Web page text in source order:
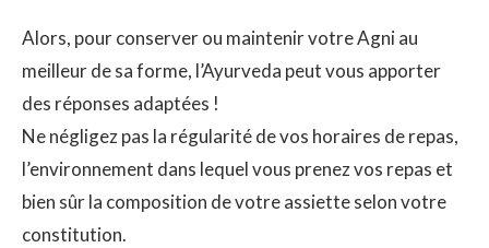
Alors, pour conserver ou maintenir votre Agni au
meilleur de sa forme, l’Ayurveda peut vous apporter
des réponses adaptées !
Ne négligez pas la régularité de vos horaires de repas,
l’environnement dans lequel vous prenez vos repas et
bien sûr la composition de votre assiette selon votre
constitution.